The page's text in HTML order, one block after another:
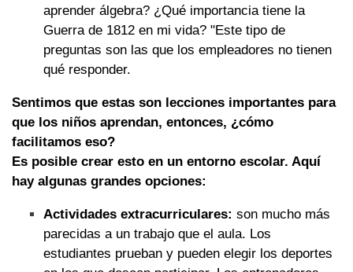
aprender álgebra? ¿Qué importancia tiene la
Guerra de 1812 en mi vida? "Este tipo de
preguntas son las que los empleadores no tienen
qué responder.
Sentimos que estas son lecciones importantes para
que los niños aprendan, entonces, ¿cómo
facilitamos eso?
Es posible crear esto en un entorno escolar. Aquí
hay algunas grandes opciones:
Actividades extracurriculares: son mucho más
parecidas a un trabajo que el aula. Los
estudiantes prueban y pueden elegir los deportes